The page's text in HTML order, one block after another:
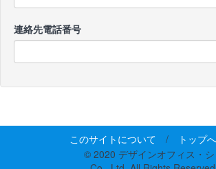
連絡先電話番号
このサイトについて /
トップ
© 2020 デザインオフィス・シ